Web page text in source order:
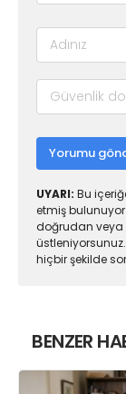
Yorumu
UYARI: Bu
etmiş
doğrudan veya
hiçbir şekilde
BENZER